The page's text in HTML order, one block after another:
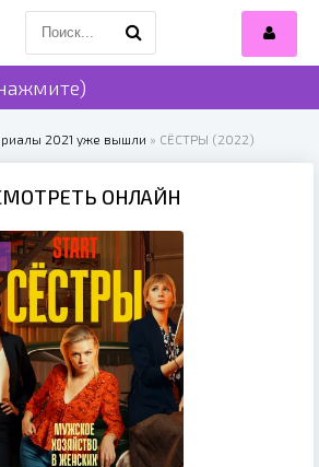
2021 уже вышли » СЁСТРЫ (2022)
ОНЛАЙН